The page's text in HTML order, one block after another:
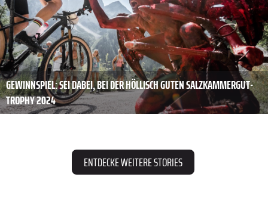
GEWINNSPIEL: SEI DABEI, BEI DER HÖLLISCH GUTEN SALZKAMMERGUT-
TROPHY 2024
ENTDECKE WEITERE STORIES